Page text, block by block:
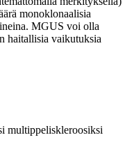
monoklonaalisia
MGUS voi olla
haitallisia vaikutuksia
multippeliskleroosiksi